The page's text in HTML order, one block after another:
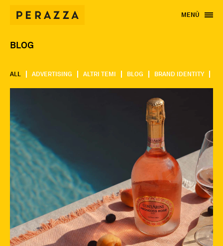
MENÙ
BLOG
ALL ADVERTISING ALTRI TEMI BLOG BRAND IDENTITY